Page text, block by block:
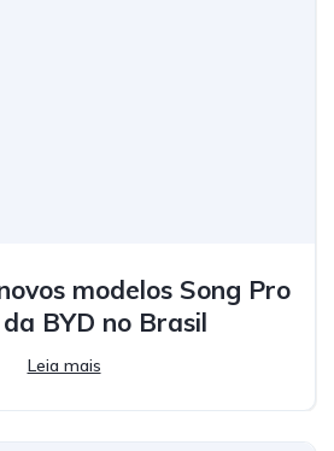
modelos Song Pro
BYD no Brasil
Leia mais